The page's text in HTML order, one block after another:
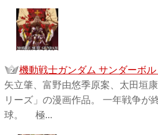
機動戦士ガンダム サンダーボ
矢立肇、富野由悠季原案、太田垣
リーズ」の漫画作品。 一年戦争が
球。 極...